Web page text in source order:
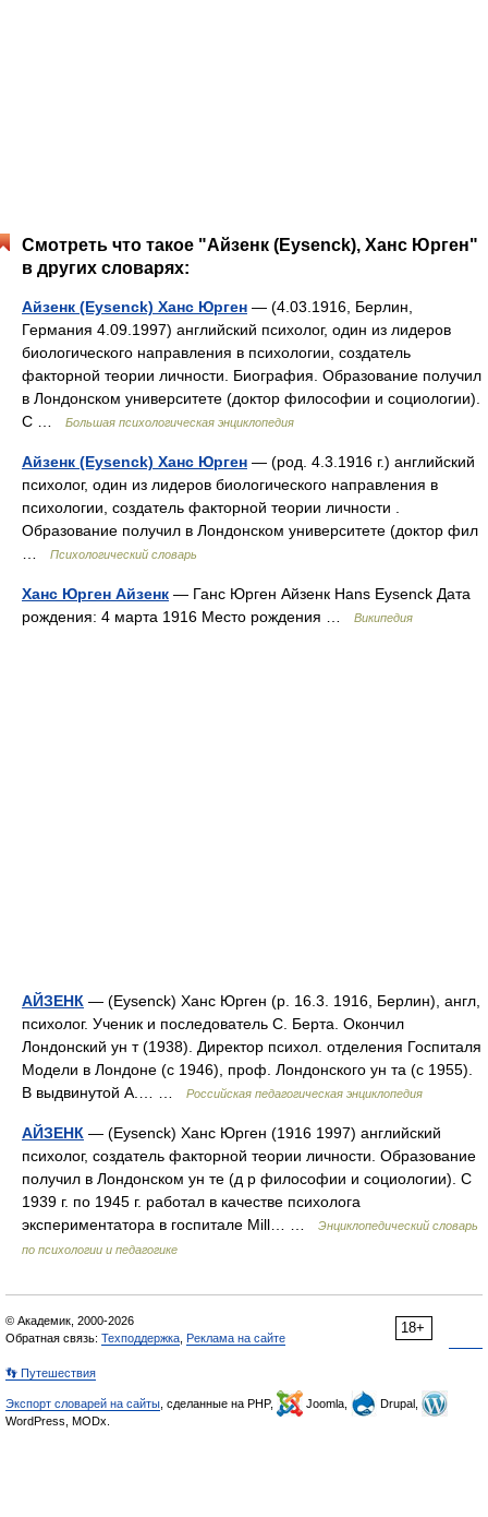
Смотреть что такое "Айзенк (Eysenck), Ханс Юрген"
в других словарях:
Айзенк (Eysenck) Ханс Юрген — (4.03.1916, Берлин,
Германия 4.09.1997) английский психолог, один из лидеров
биологического направления в психологии, создатель
факторной теории личности. Биография. Образование получил
в Лондонском университете (доктор философии и социологии).
С …
Большая психологическая энциклопедия
Айзенк (Eysenck) Ханс Юрген — (род. 4.3.1916 г.) английский
психолог, один из лидеров биологического направления в
психологии, создатель факторной теории личности .
Образование получил в Лондонском университете (доктор фил
Психологический словарь
Ханс Юрген Айзенк — Ганс Юрген Айзенк Hans Eysenck Дата
рождения: 4 марта 1916 Место рождения …
Википедия
АЙЗЕНК — (Eysenck) Ханс Юрген (р. 16.3. 1916, Берлин), англ,
психолог. Ученик и последователь С. Берта. Окончил
Лондонский ун т (1938). Директор психол. отделения Госпиталя
Модели в Лондоне (с 1946), проф. Лондонского ун та (с 1955).
В выдвинутой А.… …
Российская педагогическая энциклопедия
АЙЗЕНК — (Eysenck) Ханс Юрген (1916 1997) английский
психолог, создатель факторной теории личности. Образование
получил в Лондонском ун те (д р философии и социологии). С
1939 г. по 1945 г. работал в качестве психолога
экспериментатора в госпитале Mill… …
Энциклопедический словарь
по психологии и педагогике
18+
© Академик, 2000-2026
Обратная связь: Техподдержка Реклама на сайте
👣 Путешествия
Экспорт словарей на сайты , сделанные на PHP, Joomla,
Drupal,
WordPress, MODx.